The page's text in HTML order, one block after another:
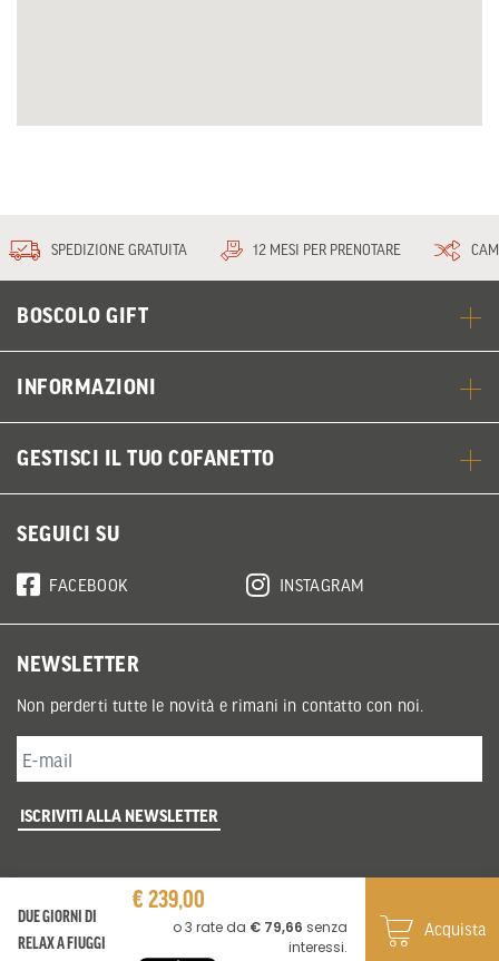
DUE GIORNI DI
RELAX A FIUGGI
€ 239,00
Acquista
SPEDIZIONE GRATUITA 12 MESI PER PRENOTARE
BOSCOLO GIFT
INFORMAZIONI
GESTISCI IL TUO COFANETTO
SEGUICI SU
FACEBOOK INSTAGRAM
NEWSLETTER
Non perderti tutte le novità e rimani in contatto con noi.
ISCRIVITI ALLA NEWSLETTER